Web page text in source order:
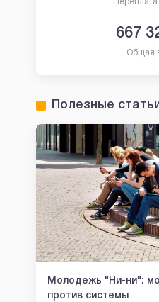
667
Общая
Полезные
Молодежь "Ни-ни":
против системы